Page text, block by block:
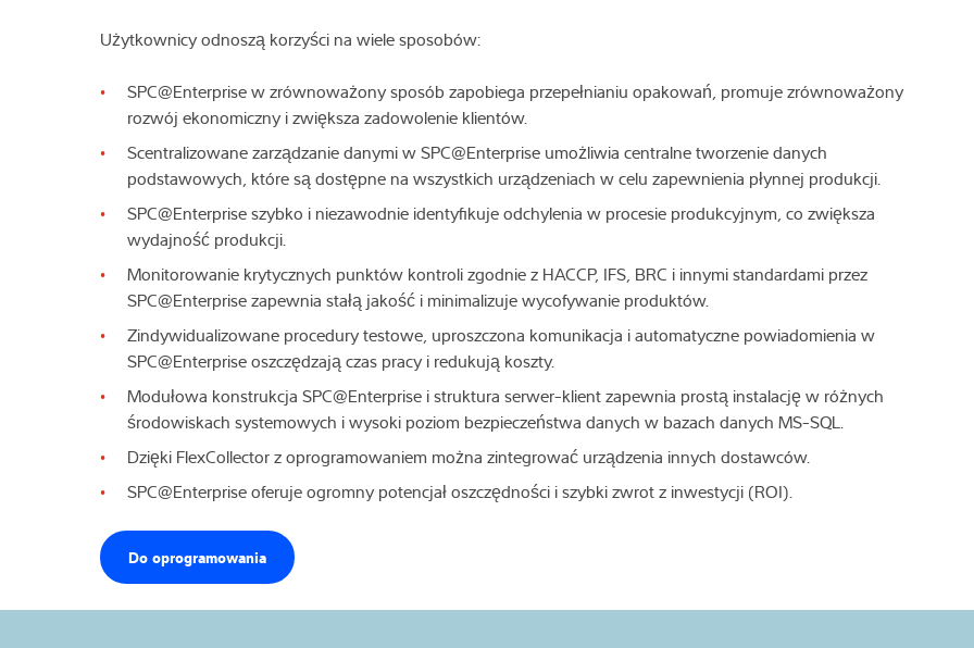
Użytkownicy odnoszą korzyści na wiele sposobów:
SPC@Enterprise w zrównoważony sposób zapobiega przepełnianiu opakowań, promuje zrównoważony
rozwój ekonomiczny i zwiększa zadowolenie klientów.
Scentralizowane zarządzanie danymi w SPC@Enterprise umożliwia centralne tworzenie danych
podstawowych, które są dostępne na wszystkich urządzeniach w celu zapewnienia płynnej produkcji.
SPC@Enterprise szybko i niezawodnie identyfikuje odchylenia w procesie produkcyjnym, co zwiększa
wydajność produkcji.
Monitorowanie krytycznych punktów kontroli zgodnie z HACCP, IFS, BRC i innymi standardami przez
SPC@Enterprise zapewnia stałą jakość i minimalizuje wycofywanie produktów.
Zindywidualizowane procedury testowe, uproszczona komunikacja i automatyczne powiadomienia w
SPC@Enterprise oszczędzają czas pracy i redukują koszty.
Modułowa konstrukcja SPC@Enterprise i struktura serwer-klient zapewnia prostą instalację w różnych
środowiskach systemowych i wysoki poziom bezpieczeństwa danych w bazach danych MS-SQL.
Dzięki FlexCollector z oprogramowaniem można zintegrować urządzenia innych dostawców.
SPC@Enterprise oferuje ogromny potencjał oszczędności i szybki zwrot z inwestycji (ROI).
Do oprogramowania